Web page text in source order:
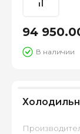
94
В наличии